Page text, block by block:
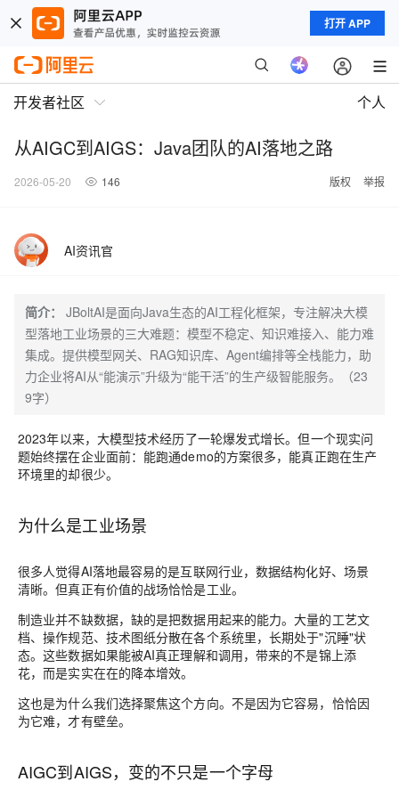
打开 APP
开发者社区 个人
从AIGC到AIGS：Java团队的AI落地之路
2026-05-20 146 版权 举报
AI资讯官
简介：
JBoltAI是面向Java生态的AI工程化框架，专注解决大模
型落地工业场景的三大难题：模型不稳定、知识难接入、能力难
集成。提供模型网关、RAG知识库、Agent编排等全栈能力，助
力企业将AI从“能演示”升级为“能干活”的生产级智能服务。（23
9字）
2023年以来，大模型技术经历了一轮爆发式增长。但一个现实问
题始终摆在企业面前：能跑通demo的方案很多，能真正跑在生产
环境里的却很少。
为什么是工业场景
很多人觉得AI落地最容易的是互联网行业，数据结构化好、场景
清晰。但真正有价值的战场恰恰是工业。
制造业并不缺数据，缺的是把数据用起来的能力。大量的工艺文
档、操作规范、技术图纸分散在各个系统里，长期处于"沉睡"状
态。这些数据如果能被AI真正理解和调用，带来的不是锦上添
花，而是实实在在的降本增效。
这也是为什么我们选择聚焦这个方向。不是因为它容易，恰恰因
为它难，才有壁垒。
AIGC到AIGS，变的不只是一个字母